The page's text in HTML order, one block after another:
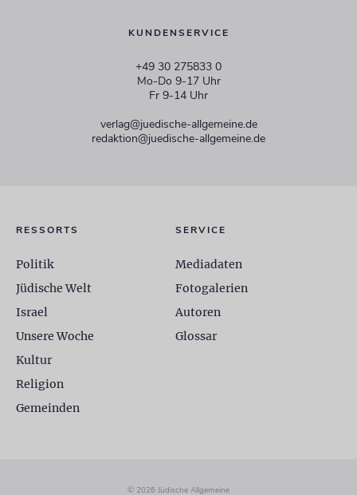
KUNDENSERVICE
+49 30 275833 0
Mo-Do 9-17 Uhr
Fr 9-14 Uhr
verlag@juedische-allgemeine.de
redaktion@juedische-allgemeine.de
RESSORTS
Politik
Jüdische Welt
Israel
Unsere Woche
Kultur
Religion
Gemeinden
SERVICE
Mediadaten
Fotogalerien
Autoren
Glossar
© 2026 Jüdische Allgemeine